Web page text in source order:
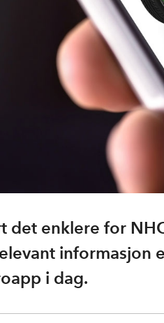
det enklere for
informasjon
i dag.